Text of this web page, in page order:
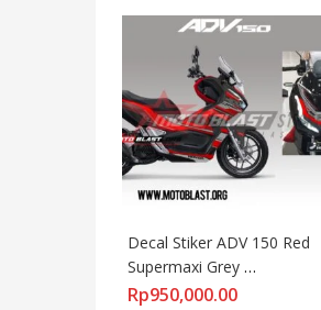
Decal Stiker ADV 150 Red
Supermaxi Grey
FULLBODY
Rp950,000.00